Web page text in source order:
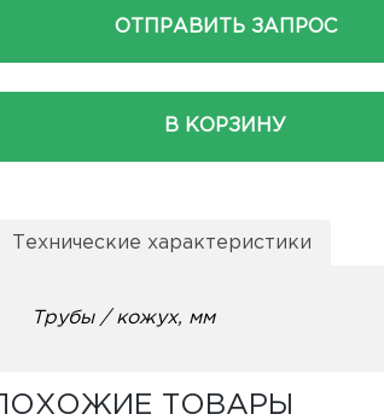
ОТПРАВИТЬ ЗАПРОС
В КОРЗИНУ
Технические характеристики
Трубы / кожух, мм
ПОХОЖИЕ ТОВАРЫ